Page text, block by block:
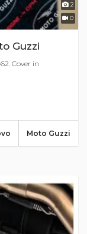
2
0
Guzzi
Cover in
Moto Guzzi